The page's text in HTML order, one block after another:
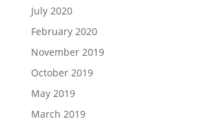
July 2020
February 2020
November 2019
October 2019
May 2019
March 2019